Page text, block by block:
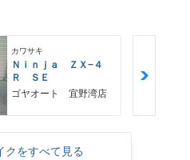
カワサキ
Ｎｉｎｊａ ＺＸ−４
Ｒ ＳＥ
ゴヤオート 宜野湾店
クをすべて見る